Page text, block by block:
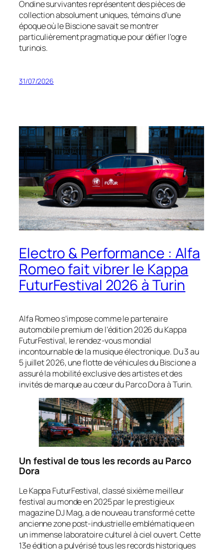
Ondine survivantes représentent des pièces de
collection absolument uniques, témoins d’une
époque où leBiscionesavait se montrer
particulièrement pragmatique pour défier l’ogre
turinois.
31/07/2026
Electro & Performance : Alfa
Romeo fait vibrer le Kappa
FuturFestival 2026 à Turin
Alfa Romeo s’impose comme le partenaire
automobile premium de l’édition 2026 du Kappa
FuturFestival, le rendez-vous mondial
incontournable de la musique électronique. Du 3 au
5 juillet 2026, une flotte de véhicules du Biscione a
assuré la mobilité exclusive des artistes et des
invités de marque au cœur du Parco Dora à Turin.
Un festival de tous les records au Parco
Dora
Le Kappa FuturFestival, classé sixième meilleur
festival au monde en 2025 par le prestigieux
magazineDJ Mag, a de nouveau transformé cette
ancienne zone post-industrielle emblématique en
un immense laboratoire culturel à ciel ouvert. Cette
13e édition a pulvérisé tous les records historiques